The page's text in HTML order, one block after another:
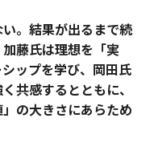
。結果が出るまで続
藤氏は理想を「実
ップを学び、岡田氏
共感するとともに、
の大きさにあらため